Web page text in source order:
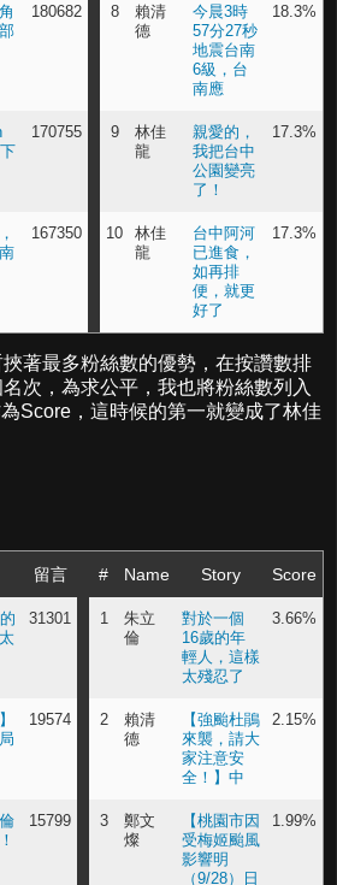
180682 8
賴清
德
今晨3時
57分27秒
地震台南
6級，台
南應
18.3%
170755 9
林佳
龍
親愛的，
我把台中
公園變亮
了！
17.3%
167350 10
林佳
龍
台中阿河
已進食，
如再排
便，就更
好了
17.3%
著最多粉絲數的優勢，在按讚數排
次，為求公平，我也將粉絲數列入
Score，這時候的第一就變成了林佳
留言 # Name Story Score
31301 1
朱立
倫
對於一個
16歲的年
輕人，這樣
太殘忍了
3.66%
19574 2
賴清
德
【強颱杜鵑
來襲，請大
家注意安
全！】中
2.15%
15799 3
鄭文
燦
【桃園市因
受梅姬颱風
影響明
（9/28）日
1.99%